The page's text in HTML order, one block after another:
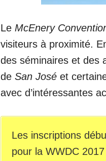
Le McEnery
visiteurs à proximité.
des séminaires et des
de San José et
avec d’intéressantes
Les inscriptions
pour la WWDC